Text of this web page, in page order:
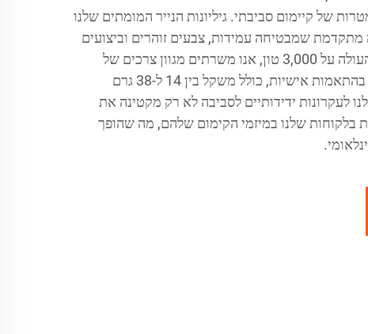
של קיימום סביבתי. גיליונות הנייר המומתים שלנו
מתקדמת שמבטיחה עמידות, צבעים זוהרים וביצועים
מובילים. עם תפוקה שנתית העולה על 3,000 טון, אנו משרתים מגוון צרכים של
לקוחות על ידי ספק של דפים בהתאמות אישיות, כולל משקל בין 14 ל-38 גרם
לעקרונות ידידותיים לסביבה לא רק מקטינה את
בלקוחות שלנו במיזמי הקימום שלהם, מה שהופך